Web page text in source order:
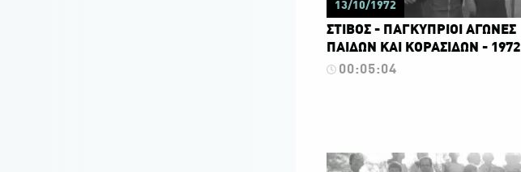
13/10/1972
ΣΤΙΒΟΣ - ΠΑΓΚΥΠΡΙΟΙ ΑΓΩΝΕΣ
ΠΑΙΔΩΝ ΚΑΙ ΚΟΡΑΣΙΔΩΝ - 1972
00:05:04